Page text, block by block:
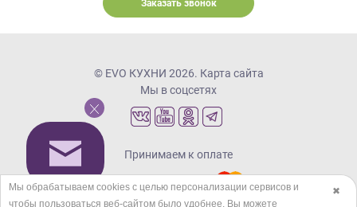
Заказать звонок
© EVO КУХНИ 2026. Карта сайта
Мы в соцсетях
Принимаем к оплате
✖
Мы обрабатываем cookies с целью персонализации сервисов и
чтобы пользоваться веб-сайтом было удобнее. Вы можете